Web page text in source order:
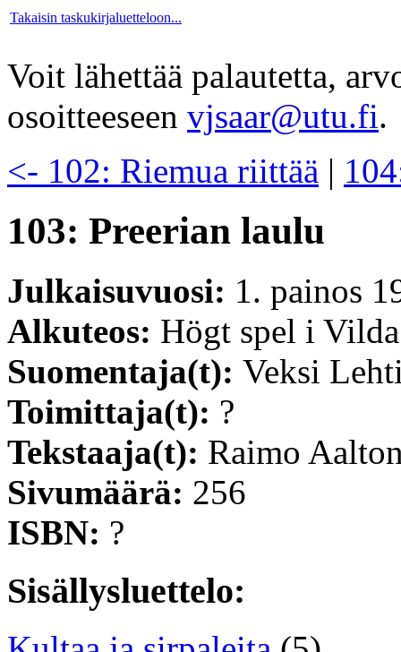
Takaisin taskukirjaluetteloon...
Voit lähettää palautetta,
osoitteeseen vjsaar@utu.fi.
<- 102: Riemua riittää |
103: Preerian laulu
Julkaisuvuosi: 1. painos
Alkuteos: Högt spel i
Suomentaja(t): Veksi
Toimittaja(t): ?
Tekstaaja(t): Raimo
Sivumäärä: 256
ISBN: ?
Sisällysluettelo: